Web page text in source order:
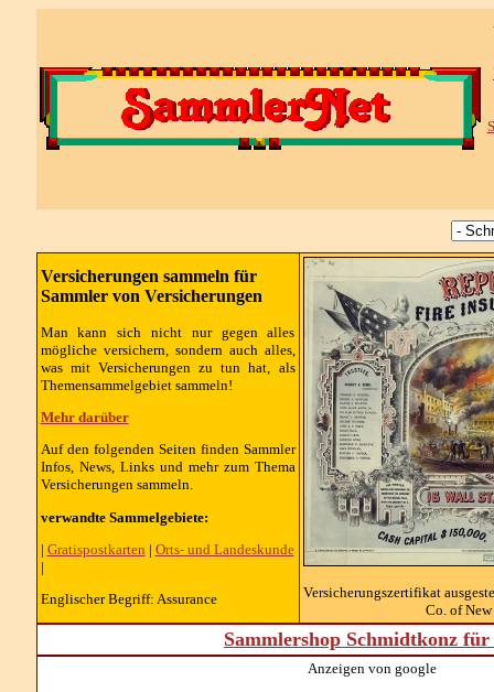
Versicherungen sammeln für
Sammler von Versicherungen
Man kann sich nicht nur gegen alles
mögliche versichern, sondern auch alles,
was mit Versicherungen zu tun hat, als
Themensammelgebiet sammeln!
Mehr darüber
Auf den folgenden Seiten finden Sammler
Infos, News, Links und mehr zum Thema
Versicherungen sammeln.
verwandte Sammelgebiete:
| Gratispostkarten | Orts- und Landeskunde
|
Englischer Begriff: Assurance
Versicherungszertifikat
Co. of
Sammlershop Schmidtkonz
Anzeigen von google